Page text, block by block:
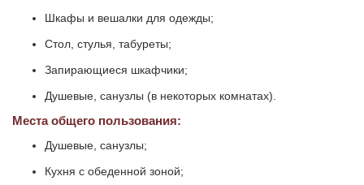
Шкафы и вешалки для одежды;
Стол, стулья, табуреты;
Запирающиеся шкафчики;
Душевые, санузлы (в некоторых комнатах).
Места общего пользования:
Душевые, санузлы;
Кухня с обеденной зоной;